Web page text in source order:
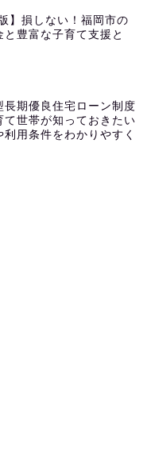
】損しない！福岡市の
と豊富な子育て支援と
長期優良住宅ローン制度
て世帯が知っておきたい
利用条件をわかりやすく